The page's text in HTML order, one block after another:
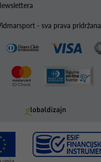
- sva prava pridržana